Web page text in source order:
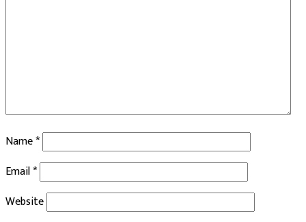
Name*
Email*
Website